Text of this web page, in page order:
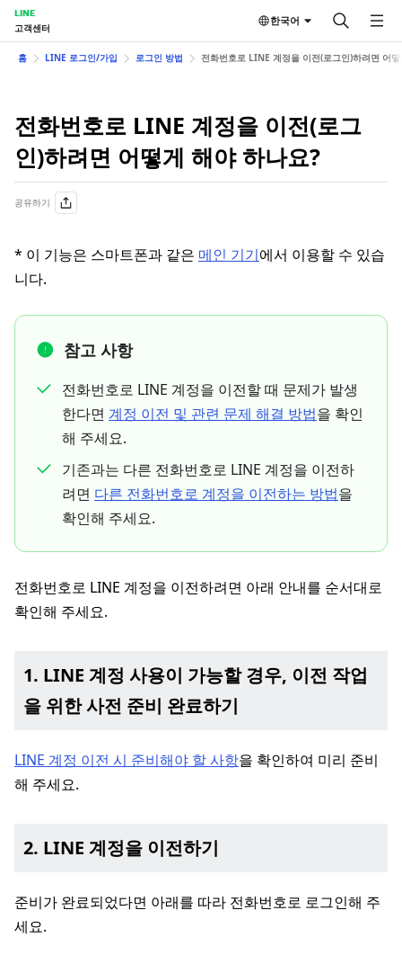
LINE
고객센터
한국어
홈 LINE 로그인/가입 로그인 방법 전화번호로 LINE 계정을 이전(로그인)하려면 어
전화번호로 LINE 계정을 이전(로그
인)하려면 어떻게 해야 하나요?
공유하기
* 이 기능은 스마트폰과 같은 메인 기기에서 이용할 수 있습
니다.
참고 사항
전화번호로 LINE 계정을 이전할 때 문제가 발생
한다면 계정 이전 및 관련 문제 해결 방법을 확인
해 주세요.
기존과는 다른 전화번호로 LINE 계정을 이전하
려면 다른 전화번호로 계정을 이전하는 방법을
확인해 주세요.
전화번호로 LINE 계정을 이전하려면 아래 안내를 순서대로
확인해 주세요.
1. LINE 계정 사용이 가능할 경우, 이전 작업
을 위한 사전 준비 완료하기
LINE 계정 이전 시 준비해야 할 사항을 확인하여 미리 준비
해 주세요.
2. LINE 계정을 이전하기
준비가 완료되었다면 아래를 따라 전화번호로 로그인해 주
세요.